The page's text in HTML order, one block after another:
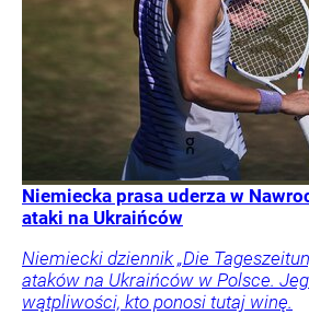
Niemiecka prasa uderza w
ataki na Ukraińców
Niemiecki dziennik „Die
ataków na Ukraińców w Polsce.
wątpliwości, kto ponosi tutaj winę.